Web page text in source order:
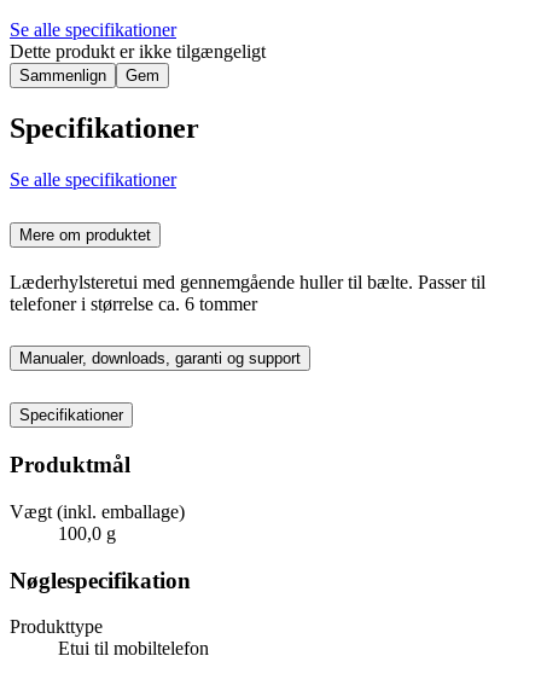
Se alle specifikationer
Dette produkt er ikke tilgængeligt
Sammenlign Gem
Specifikationer
Se alle specifikationer
Mere om produktet
Læderhylsteretui med gennemgående huller til bælte. Passer til
telefoner i størrelse ca. 6 tommer
Manualer, downloads, garanti og support
Specifikationer
Produktmål
Vægt (inkl. emballage)
100,0 g
Nøglespecifikation
Produkttype
Etui til mobiltelefon